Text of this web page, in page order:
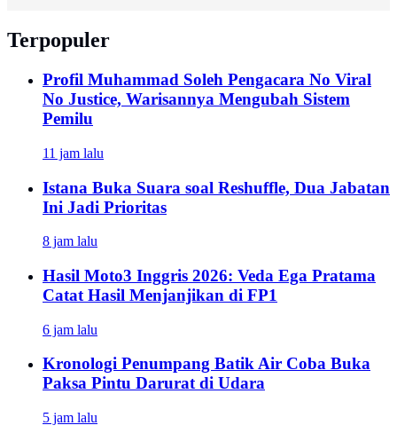
Terpopuler
Profil Muhammad Soleh Pengacara No Viral
No Justice, Warisannya Mengubah Sistem
Pemilu
11 jam lalu
Istana Buka Suara soal Reshuffle, Dua Jabatan
Ini Jadi Prioritas
8 jam lalu
Hasil Moto3 Inggris 2026: Veda Ega Pratama
Catat Hasil Menjanjikan di FP1
6 jam lalu
Kronologi Penumpang Batik Air Coba Buka
Paksa Pintu Darurat di Udara
5 jam lalu